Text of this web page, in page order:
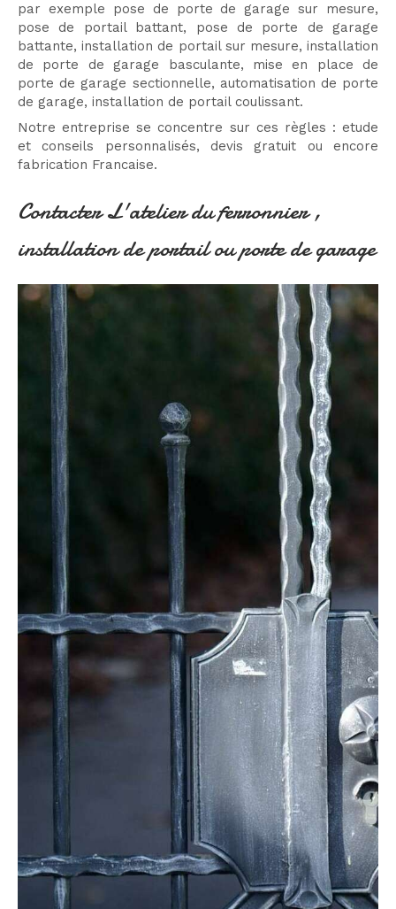
par exemple pose de porte de garage sur mesure,
pose de portail battant, pose de porte de garage
battante, installation de portail sur mesure, installation
de porte de garage basculante, mise en place de
porte de garage sectionnelle, automatisation de porte
de garage, installation de portail coulissant.
Notre entreprise se concentre sur ces règles : etude
et conseils personnalisés, devis gratuit ou encore
fabrication Francaise.
Contacter L'atelier du ferronnier ,
installation de portail ou porte de garage